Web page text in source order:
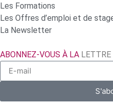
Les Formations
Les Offres d’emploi et de
La Newsletter
ABONNEZ-VOUS À LA LETTRE